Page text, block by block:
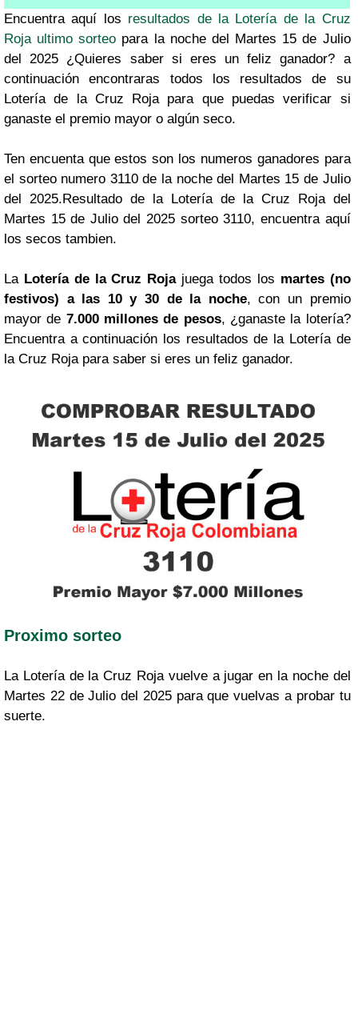
Encuentra aquí los resultados de la Lotería de la Cruz
Roja ultimo sorteo para la noche del Martes 15 de Julio
del 2025 ¿Quieres saber si eres un feliz ganador? a
continuación encontraras todos los resultados de su
Lotería de la Cruz Roja para que puedas verificar si
ganaste el premio mayor o algún seco.
Ten encuenta que estos son los numeros ganadores para
el sorteo numero 3110 de la noche del Martes 15 de Julio
del 2025.Resultado de la Lotería de la Cruz Roja del
Martes 15 de Julio del 2025 sorteo 3110, encuentra aquí
los secos tambien.
La Lotería de la Cruz Rojajuega todos los martes (no
festivos) a las 10 y 30 de la noche, con un premio
mayor de 7.000 millones de pesos, ¿ganaste la lotería?
Encuentra a continuación los resultados de la Lotería de
la Cruz Roja para saber si eres un feliz ganador.
Proximo sorteo
La Lotería de la Cruz Roja vuelve a jugar en la noche del
Martes 22 de Julio del 2025 para que vuelvas a probar tu
suerte.